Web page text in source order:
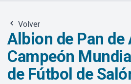
Volver
Albion de Pan de
Campeón
de Fútbol de